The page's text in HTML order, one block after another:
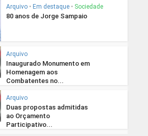
Arquivo • Em destaque • Sociedade
80 anos de Jorge Sampaio
Arquivo
Inaugurado Monumento em
Homenagem aos
Combatentes no...
Arquivo
Duas propostas admitidas
ao Orçamento
Participativo...